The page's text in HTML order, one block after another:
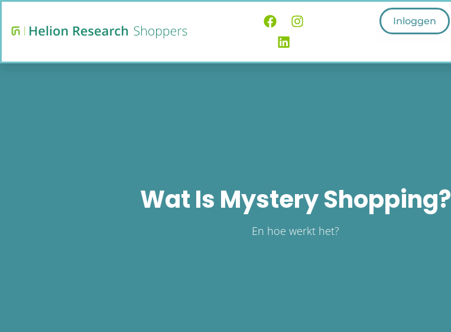
Inloggen
Wat Is Mystery Shopping?
En hoe werkt het?